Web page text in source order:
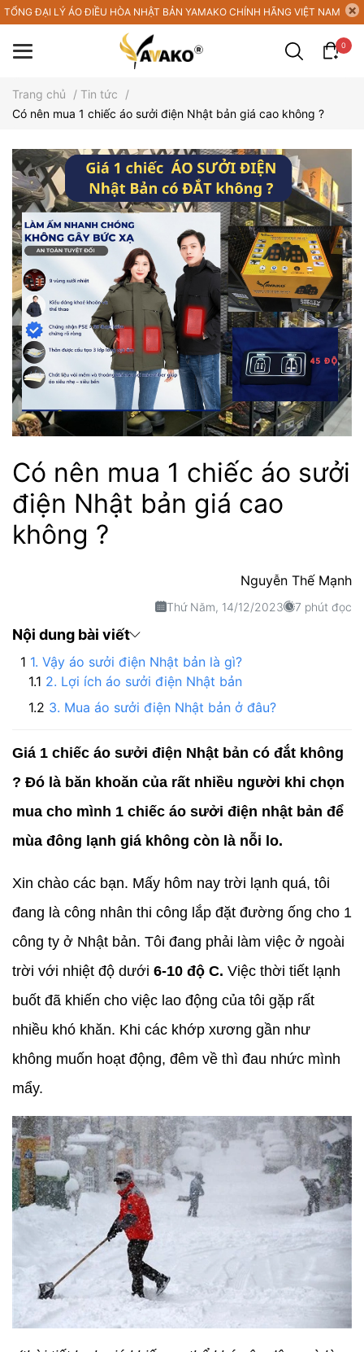
TỔNG ĐẠI LÝ ÁO ĐIỀU HÒA NHẬT BẢN YAMAKO CHÍNH HÃNG VIỆT NAM
0
Trang chủ / Tin tức
/
Có nên mua 1 chiếc áo sưởi điện Nhật bản giá cao không ?
Có nên mua 1 chiếc áo sưởi
điện Nhật bản giá cao
không ?
Nguyễn Thế Mạnh
Thứ Năm, 14/12/2023 7 phút đọc
Nội dung bài viết
1. Vậy áo sưởi điện Nhật bản là gì?
2. Lợi ích áo sưởi điện Nhật bản
3. Mua áo sưởi điện Nhật bản ở đâu?
Giá 1 chiếc áo sưởi điện Nhật bản có đắt không
? Đó là băn khoăn của rất nhiều người khi chọn
mua cho mình 1 chiếc áo sưởi điện nhật bản để
mùa đông lạnh giá không còn là nỗi lo.
Xin chào các bạn. Mấy hôm nay trời lạnh quá, tôi
đang là công nhân thi công lắp đặt đường ống cho 1
công ty ở Nhật bản. Tôi đang phải làm việc ở ngoài
trời với nhiệt độ dưới 6-10 độ C. Việc thời tiết lạnh
buốt đã khiến cho việc lao động của tôi gặp rất
nhiều khó khăn. Khi các khớp xương gần như
không muốn hoạt động, đêm về thì đau nhức mình
mẩy.